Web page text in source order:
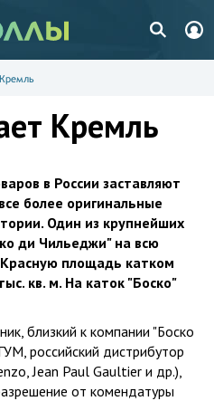
Кремль
в России заставляют
более оригинальные
Один из крупнейших
ди Чильеджи" на всю
площадь катком
кв. м. На каток "Боско"
близкий к компании "Боско
российский дистрибутор
Jean Paul Gaultier и др.),
от комендатуры